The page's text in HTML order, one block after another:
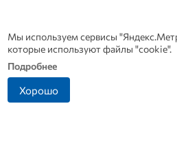
Мы используем сервисы
которые используют файлы "cookie".
Подробнее
Хорошо